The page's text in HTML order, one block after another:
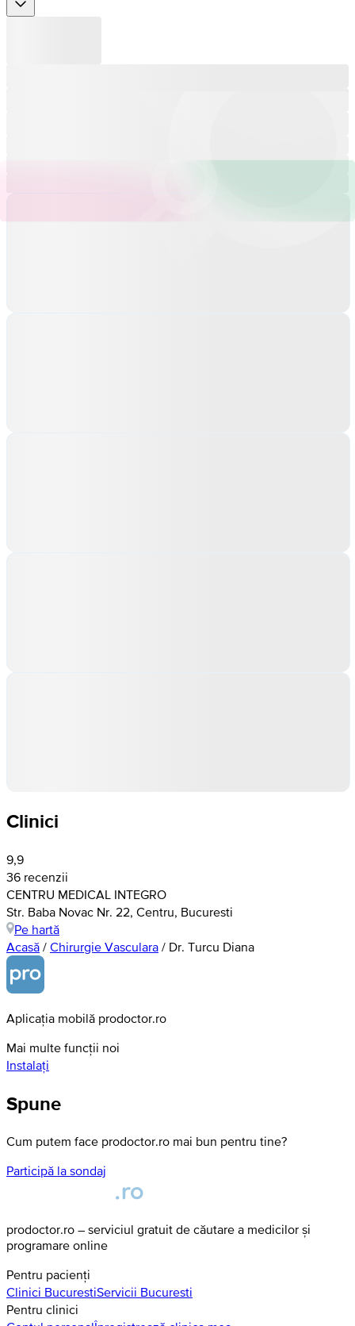
Clinici
9,9
36 recenzii
CENTRU MEDICAL INTEGRO
Str. Baba Novac Nr. 22, Centru, Bucuresti
Pe hartă
Acasă / Chirurgie Vasculara / Dr. Turcu Diana
Aplicația mobilă prodoctor.ro
Mai multe funcții noi
Instalați
Spune
Cum putem face prodoctor.ro mai bun pentru tine?
Participă la sondaj
prodoctor.ro – serviciul gratuit de căutare a medicilor și
programare online
Pentru pacienți
Clinici BucurestiServicii Bucuresti
Pentru clinici